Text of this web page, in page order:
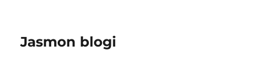
Jasmon blogi